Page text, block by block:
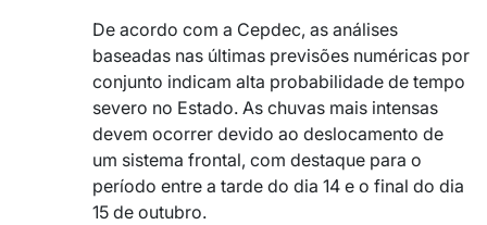
De acordo com a Cepdec, as análises
baseadas nas últimas previsões numéricas por
conjunto indicam alta probabilidade de tempo
severo no Estado. As chuvas mais intensas
devem ocorrer devido ao deslocamento de
um sistema frontal, com destaque para o
período entre a tarde do dia 14 e o final do dia
15 de outubro.